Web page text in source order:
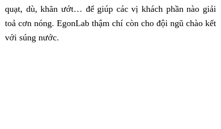
quạt, dù, khăn ướt… để giúp các vị khách phần nào giải
toả cơn nóng. EgonLab thậm chí còn cho đội ngũ chào kết
với súng nước.